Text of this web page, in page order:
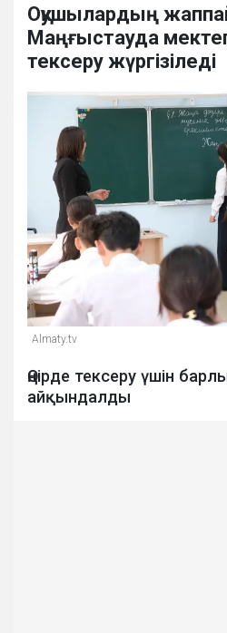
Оқушылардың
Маңғыстауда
тексеру жүргізіледі
Аlmaty.tv
Өңірде тексеру үшін
айқындалды